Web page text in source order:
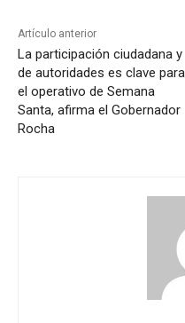
Artículo anterior
La participación ciudadana y
de autoridades es clave para
el operativo de Semana
Santa, afirma el Gobernador
Rocha